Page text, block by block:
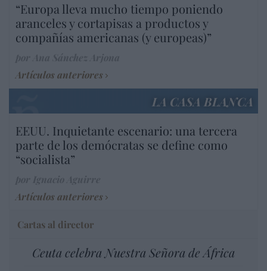
“Europa lleva mucho tiempo poniendo
aranceles y cortapisas a productos y
compañías americanas (y europeas)”
Artículos anteriores
LA CASA BLANCA
EEUU. Inquietante escenario: una tercera
parte de los demócratas se define como
“socialista”
Artículos anteriores
Cartas al director
Ceuta celebra Nuestra Señora de África